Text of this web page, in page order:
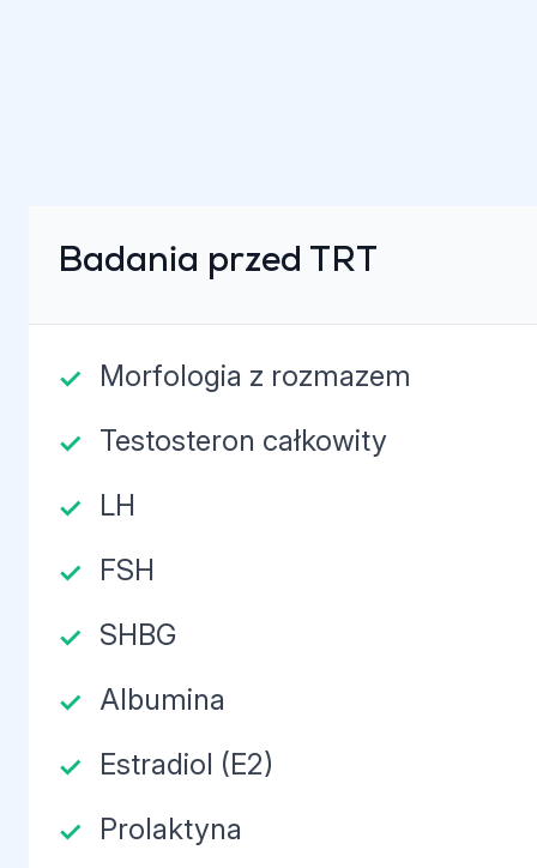
Badania przed TRT
Morfologia z rozmazem
Testosteron całkowity
LH
FSH
SHBG
Albumina
Estradiol (E2)
Prolaktyna